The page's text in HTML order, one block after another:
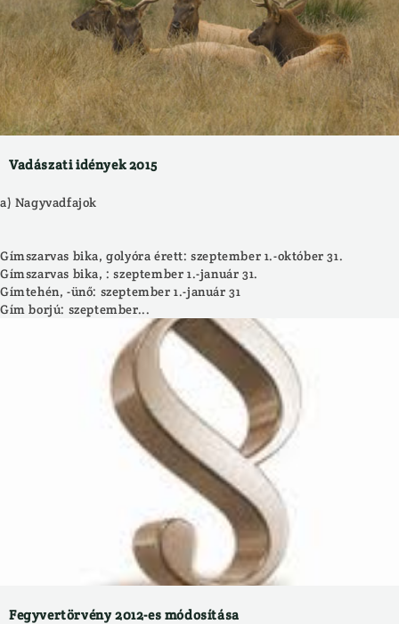
Vadászati idények 2015
a) Nagyvadfajok
Gímszarvas bika, golyóra érett: szeptember 1.-október 31.
Gímszarvas bika, : szeptember 1.-január 31.
Gímtehén, -ünő: szeptember 1.-január 31
Gím borjú: szeptember...
Fegyvertörvény 2012-es módosítása